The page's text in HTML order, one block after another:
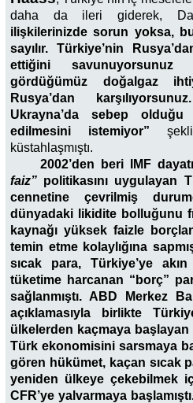
daha da ileri giderek,
ilişkilerinizde sorun yoksa,
sayılır. Türkiye’nin
ettiğini
gördüğümüz doğalgaz
Rusya’dan
Ukrayna’da sebep
edilmesini istemiyor”
küstahlaşmıştı.
2002’den beri IMF
faiz” politikasını uygulayan
cennetine çevrilmiş
dünyadaki likidite bolluğunu
kaynağı yüksek faizle
temin etme kolaylığına
sıcak para, Türkiye’ye
tüketime harcanan “borç”
sağlanmıştı. ABD Merkez
açıklamasıyla birlikte
ülkelerden kaçmaya
Türk ekonomisini sarsmaya
gören hükümet, kaçan sıcak
yeniden ülkeye çekebilmek
CFR’ye yalvarmaya